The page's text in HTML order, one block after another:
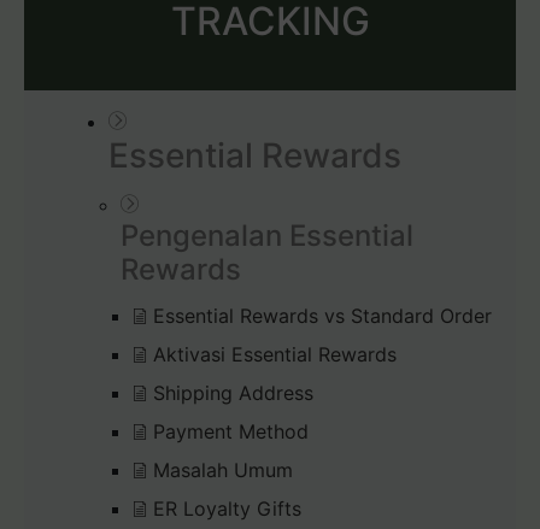
TRACKING
Essential Rewards
Pengenalan Essential
Rewards
Essential Rewards vs Standard Order
Aktivasi Essential Rewards
Shipping Address
Payment Method
Masalah Umum
ER Loyalty Gifts